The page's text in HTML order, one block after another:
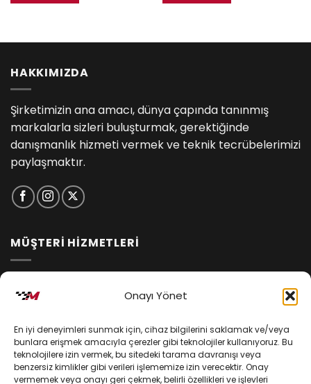
Onayı Yönet
En iyi deneyimleri sunmak için, cihaz bilgilerini saklamak ve/veya
bunlara erişmek amacıyla çerezler gibi teknolojiler kullanıyoruz. Bu
teknolojilere izin vermek, bu sitedeki tarama davranışı veya
benzersiz kimlikler gibi verileri işlememize izin verecektir. Onay
vermemek veya onayı geri çekmek, belirli özellikleri ve işlevleri
HAKKIMIZDA
Şirketimizin ana amacı, dünya çapında tanınmış
markalarla sizleri buluşturmak, gerektiğinde
danışmanlık hizmeti vermek ve teknik tecrübelerimizi
paylaşmaktır.
MÜŞTERİ HİZMETLERİ
Kişisel Verilerin Korunması
Mesafeli Satış Sözleşmesi